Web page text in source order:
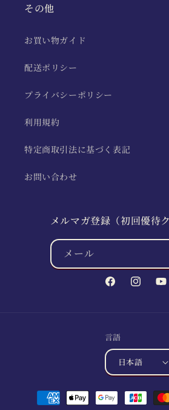
その他
お買い物ガイド
配送ポリシー
プライバシーポリシー
利用規約
特定商取引法に基づく表記
お問い合わせ
メルマガ登録（初回優待
メール
Facebook
言語
日本語